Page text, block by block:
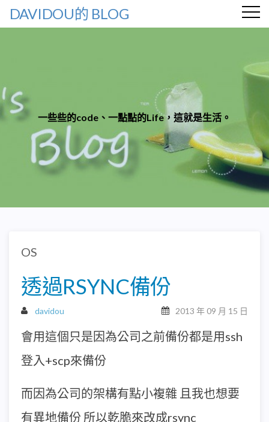
DAVIDOU的 BLOG
一些些的code、一點點的Life，這就是生活。
OS
透過RSYNC備份
davidou 2013 年 09 月 15 日
會用這個只是因為公司之前備份都是用ssh
登入+scp來備份
而因為公司的架構有點小複雜 且我也想要
有異地備份 所以乾脆來改成rsync